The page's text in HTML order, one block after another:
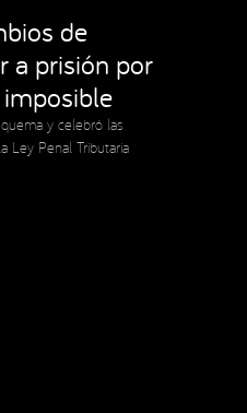
de
a prisión por
y celebró las
Ley Penal Tributaria